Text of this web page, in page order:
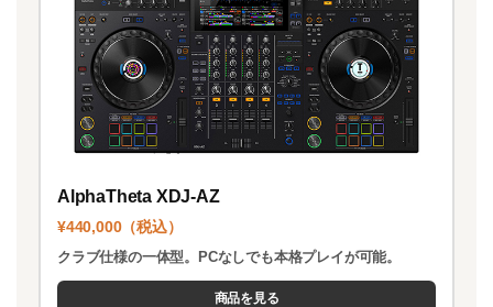
AlphaTheta XDJ-AZ
¥440,000（税込）
クラブ仕様の一体型。PCなしでも本格プレイが可能。
商品を見る